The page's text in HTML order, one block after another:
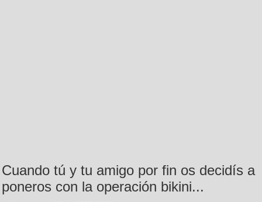
Cuando tú y tu amigo por fin os decidís a
poneros con la operación bikini...